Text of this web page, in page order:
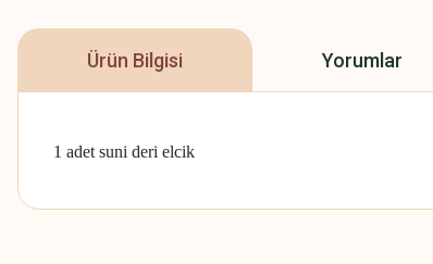
Ürün Bilgisi Yorumlar
1 adet suni deri elcik